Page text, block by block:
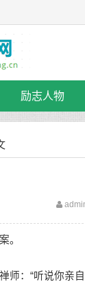
励志人物
。
：“听说你亲自